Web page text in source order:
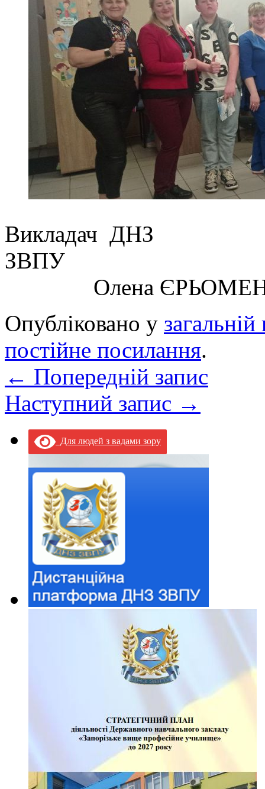
Викладач ДНЗ
Олена
Опубліковано у загальній
постійне посилання.
← Попередній запис
Наступний запис →
Для людей з вадами зору